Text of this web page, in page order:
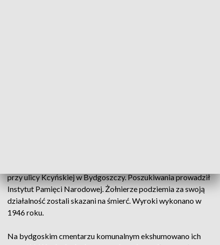
przy ulicy Kcyńskiej w Bydgoszczy. Poszukiwania prowadził
Instytut Pamięci Narodowej. Żołnierze podziemia za swoją
działalność zostali skazani na śmierć. Wyroki wykonano w
1946 roku.
Na bydgoskim cmentarzu komunalnym ekshumowano ich